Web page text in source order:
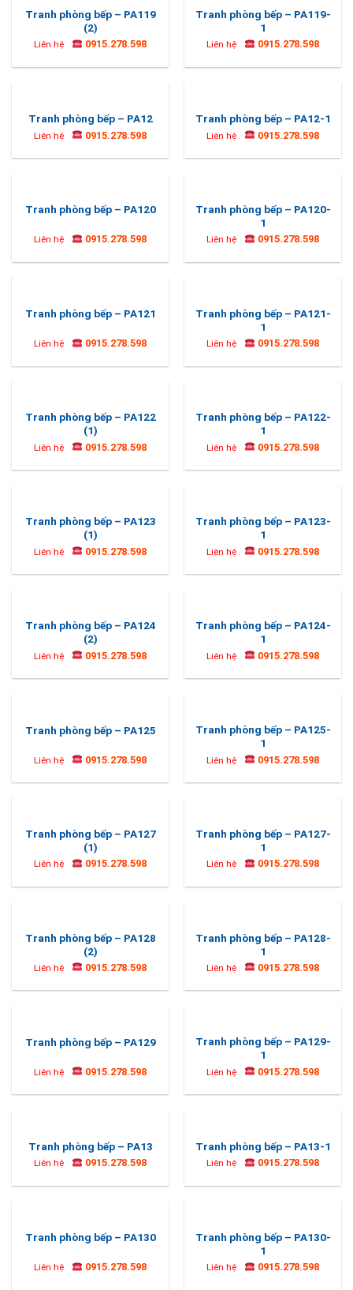
Tranh phòng bếp – PA119
(2)
Liên hệ 0915.278.598
Tranh phòng bếp – PA119-
1
Liên hệ 0915.278.598
Tranh phòng bếp – PA12
Liên hệ 0915.278.598
Tranh phòng bếp – PA12-1
Liên hệ 0915.278.598
Tranh phòng bếp – PA120
Liên hệ 0915.278.598
Tranh phòng bếp – PA120-
1
Liên hệ 0915.278.598
Tranh phòng bếp – PA121
Liên hệ 0915.278.598
Tranh phòng bếp – PA121-
1
Liên hệ 0915.278.598
Tranh phòng bếp – PA122
(1)
Liên hệ 0915.278.598
Tranh phòng bếp – PA122-
1
Liên hệ 0915.278.598
Tranh phòng bếp – PA123
(1)
Liên hệ 0915.278.598
Tranh phòng bếp – PA123-
1
Liên hệ 0915.278.598
Tranh phòng bếp – PA124
(2)
Liên hệ 0915.278.598
Tranh phòng bếp – PA124-
1
Liên hệ 0915.278.598
Tranh phòng bếp – PA125
Liên hệ 0915.278.598
Tranh phòng bếp – PA125-
1
Liên hệ 0915.278.598
Tranh phòng bếp – PA127
(1)
Liên hệ 0915.278.598
Tranh phòng bếp – PA127-
1
Liên hệ 0915.278.598
Tranh phòng bếp – PA128
(2)
Liên hệ 0915.278.598
Tranh phòng bếp – PA128-
1
Liên hệ 0915.278.598
Tranh phòng bếp – PA129
Liên hệ 0915.278.598
Tranh phòng bếp – PA129-
1
Liên hệ 0915.278.598
Tranh phòng bếp – PA13
Liên hệ 0915.278.598
Tranh phòng bếp – PA13-1
Liên hệ 0915.278.598
Tranh phòng bếp – PA130
Liên hệ 0915.278.598
Tranh phòng bếp – PA130-
1
Liên hệ 0915.278.598